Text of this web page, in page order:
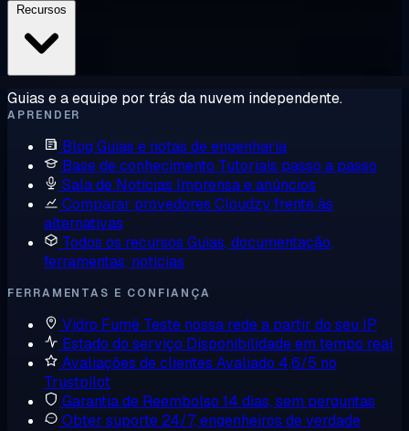
Guias e a equipe por trás da nuvem independente.
APRENDER
Blog Guias e notas de engenharia
Base de conhecimento Tutoriais passo a passo
Sala de Notícias Imprensa e anúncios
Comparar provedores Cloudzy frente às
alternativas
Todos os recursos Guias, documentação,
ferramentas, notícias
FERRAMENTAS E CONFIANÇA
Vidro Fumê Teste nossa rede a partir do seu IP
Estado do serviço Disponibilidade em tempo real
Avaliações de clientes Avaliado 4,6/5 no
Trustpilot
Garantia de Reembolso 14 dias, sem perguntas
Obter suporte 24/7, engenheiros de verdade